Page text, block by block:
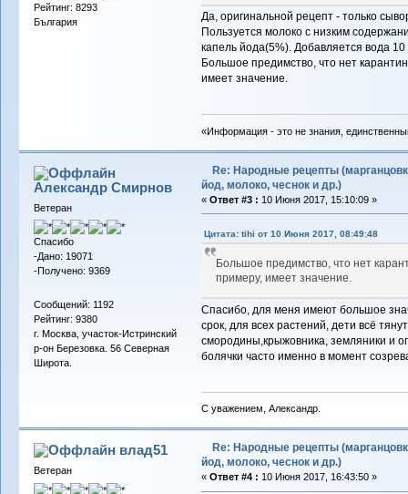
Рейтинг: 8293
България
Да, оригинальной рецепт - только
Пользуется молоко с низким
капель йода(5%). Добавляется вода 10
Большое предимство, что нет
имеет значение.
«Информация - это не знания,
Александр Смирнов
Ветеран
Спасибо
-Дано: 19071
-Получено: 9369
Сообщений: 1192
Рейтинг: 9380
г. Москва, участок-Истринский
р-он Березовка. 56 Северная
Широта.
Re: Народные рецепты
йод, молоко, чеснок и др.)
« Ответ #3 : 10 Июня 2017, 15:10:09 »
Цитата: tihi от 10 Июня 2017, 08:49:48
Большое предимство, что нет
примеру, имеет значение.
Спасибо, для меня имеют большое
срок, для всех растений, дети всё
смородины,крыжовника, земляники и
болячки часто именно в момент
С уважением, Александр.
влад51
Ветеран
Re: Народные рецепты
йод, молоко, чеснок и др.)
« Ответ #4 : 10 Июня 2017, 16:43:50 »